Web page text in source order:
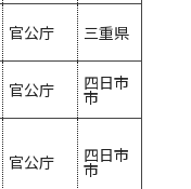
官公庁
三重県
官公庁 四日市
市
官公庁 四日市
市